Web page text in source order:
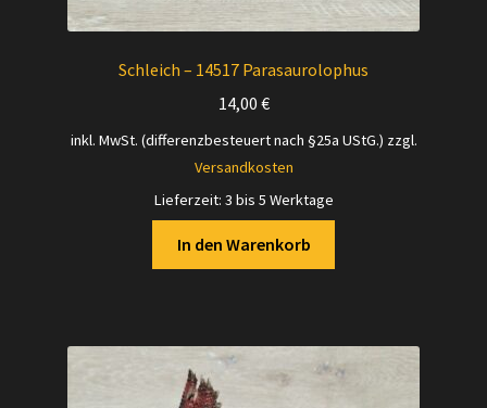
Schleich – 14517 Parasaurolophus
14,00 €
inkl. MwSt. (differenzbesteuert nach §25a UStG.) zzgl.
Versandkosten
Lieferzeit: 3 bis 5 Werktage
In den Warenkorb